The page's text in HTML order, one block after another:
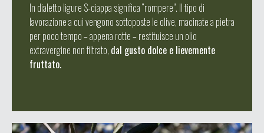
In dialetto ligure S-ciappa significa “rompere”. Il tipo di
lavorazione a cui vengono sottoposte le olive, macinate a pietra
per poco tempo – appena rotte – restituisce un olio
extravergine non filtrato, dal gusto dolce e lievemente
fruttato.